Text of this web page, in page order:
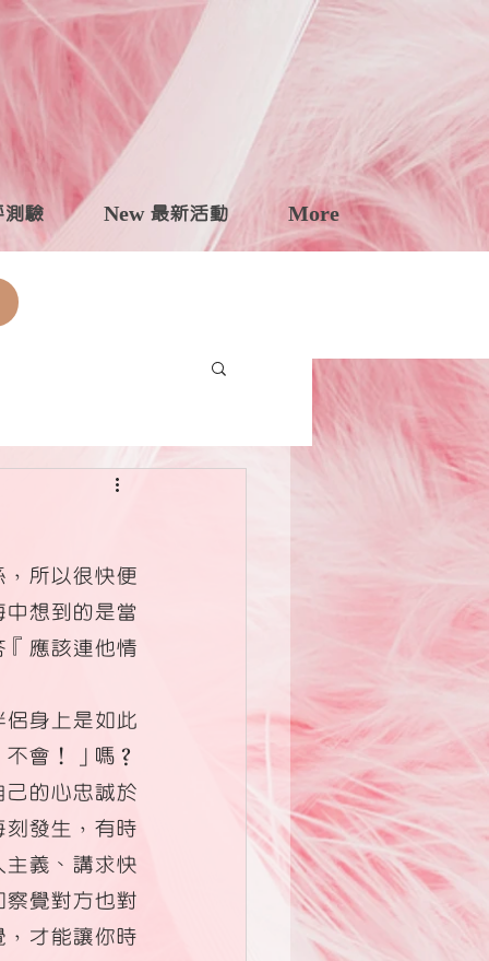
驗 New 最新活動 More
所以很快便
想到的是當
應該連他情
身上是如此
會！」嗎？
的心忠誠於
發生，有時
義、講求快
覺對方也對
才能讓你時